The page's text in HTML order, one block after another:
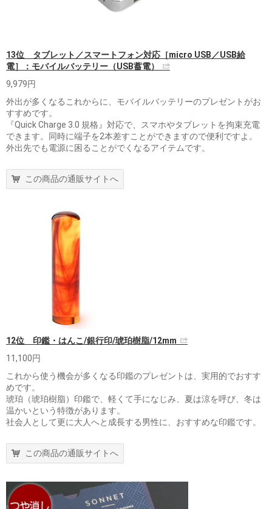
13位 タブレット／スマートフォン対応［micro USB／USB給
電］：モバイルバッテリー（USB蓄電）
9,979円
外出が多くなるこれからに、モバイルバッテリーのプレゼントがお
すすめです。
『Quick Charge 3.0 規格』対応で、スマホやタブレットを拘束充電
できます。同時に端子を2本差すことができますので便利ですよ。
外出先でも電源に困ることがでくなるアイテムです。
この商品の通販サイトへ
12位 印鑑・はんこ/銀行印/琥珀樹脂/12mm
11,100円
これから使う機会が多くなる印鑑のプレゼントは、実用的でおすす
めです。
琥珀（琥珀樹脂）印鑑で、軽くて手になじみ、夏は涼を呼び、冬は
温かいという特徴があります。
社会人として更に大人へと成長する男性に、おすすめな印鑑です。
この商品の通販サイトへ